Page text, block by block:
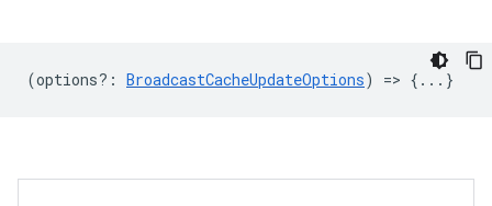
(options? : BroadcastCacheUpdateOptions) => {...}